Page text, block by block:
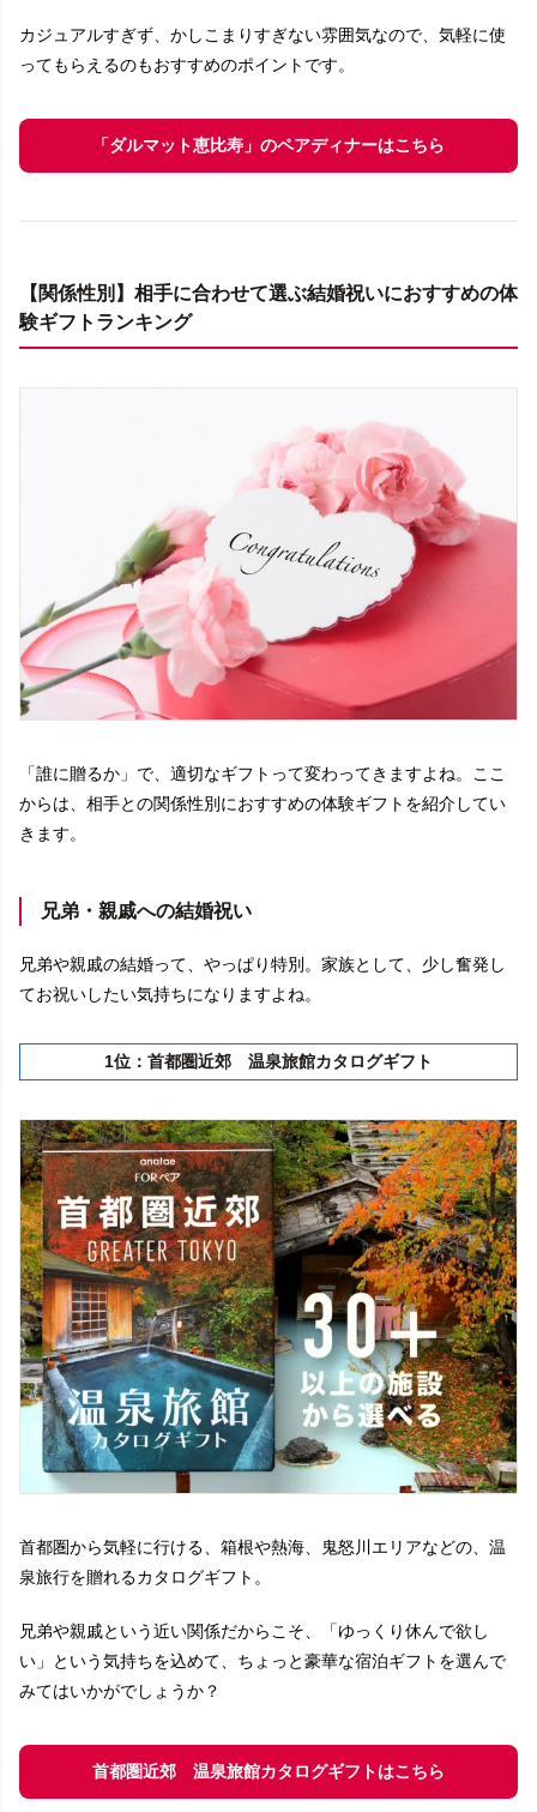
カジュアルすぎず、かしこまりすぎない雰囲気なので、気軽に使
ってもらえるのもおすすめのポイントです。
「ダルマット恵比寿」のペアディナーはこちら
【関係性別】相手に合わせて選ぶ結婚祝いにおすすめの体
験ギフトランキング
「誰に贈るか」で、適切なギフトって変わってきますよね。ここ
からは、相手との関係性別におすすめの体験ギフトを紹介してい
きます。
兄弟・親戚への結婚祝い
兄弟や親戚の結婚って、やっぱり特別。家族として、少し奮発し
てお祝いしたい気持ちになりますよね。
1位：首都圏近郊 温泉旅館カタログギフト
首都圏から気軽に行ける、箱根や熱海、鬼怒川エリアなどの、温
泉旅行を贈れるカタログギフト。
兄弟や親戚という近い関係だからこそ、「ゆっくり休んで欲し
い」という気持ちを込めて、ちょっと豪華な宿泊ギフトを選んで
みてはいかがでしょうか？
首都圏近郊 温泉旅館カタログギフトはこちら